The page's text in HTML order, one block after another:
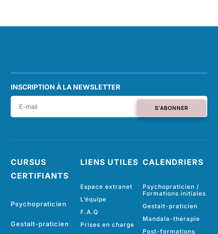
INSCRIPTION À LA NEWSLETTER
S'ABONNER
CURSUS
CERTIFIANTS
Psychopraticien
Gestalt-praticien
LIENS UTILES
Espace extranet
L’équipe
F.A.Q
Prises en charge
CALENDRIERS
Psychopraticien /
Formations initiales
Gestalt-praticien
Mandala-thérapie
Post-formations